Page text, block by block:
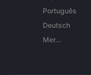
Português
Deutsch
Mer...